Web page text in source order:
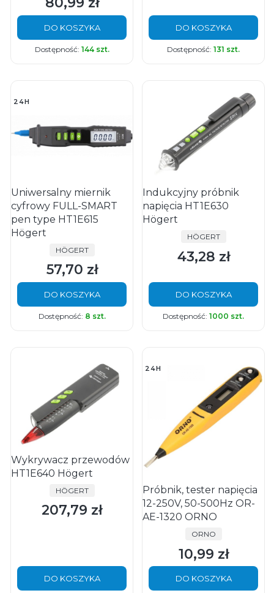
DO KOSZYKA
Dostępność: 144 szt.
DO KOSZYKA
Dostępność: 131 szt.
24H
Uniwersalny miernik
cyfrowy FULL-SMART
pen type HT1E615
Högert
PRODUCENT
HÖGERT
Cena
57,70 zł
DO KOSZYKA
Dostępność: 8 szt.
Indukcyjny próbnik
napięcia HT1E630
Högert
PRODUCENT
HÖGERT
Cena
43,28 zł
DO KOSZYKA
Dostępność: 1000 szt.
Wykrywacz przewodów
HT1E640 Högert
PRODUCENT
HÖGERT
Cena
207,79 zł
DO KOSZYKA
24H
Próbnik, tester napięcia
12-250V, 50-500Hz OR-
AE-1320 ORNO
PRODUCENT
ORNO
Cena
10,99 zł
DO KOSZYKA